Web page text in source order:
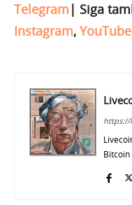
Telegram | Siga
Instagram, YouTube
https://